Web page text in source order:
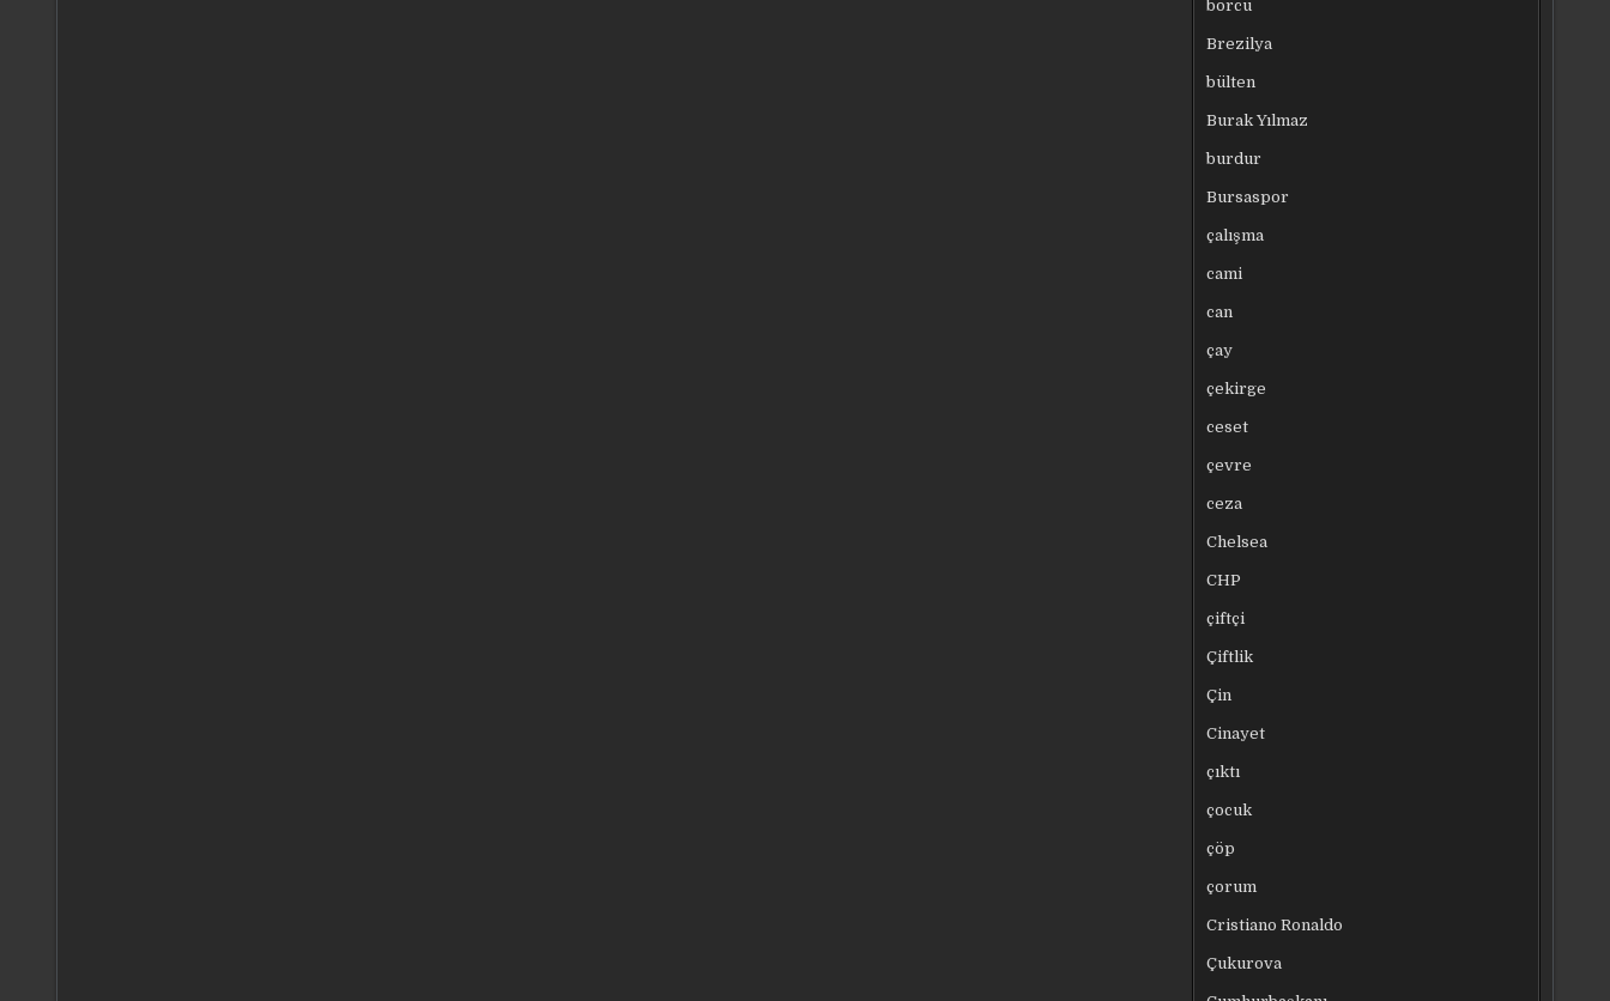
borcu
Brezilya
bülten
Burak Yılmaz
burdur
Bursaspor
çalışma
cami
can
çay
çekirge
ceset
çevre
ceza
Chelsea
CHP
çiftçi
Çiftlik
Çin
Cinayet
çıktı
çocuk
çöp
çorum
Cristiano Ronaldo
Çukurova